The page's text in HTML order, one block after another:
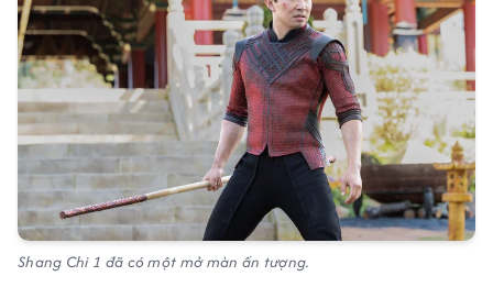
Shang Chi 1 đã có một mở màn ấn tượng.